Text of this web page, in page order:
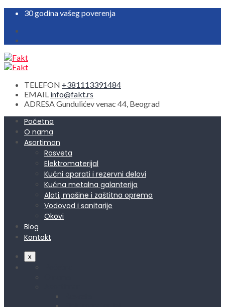
30 godina vašeg poverenja
TELEFON +381113391484
EMAIL info@fakt.rs
ADRESAGundulićev venac 44, Beograd
Početna
O nama
Asortiman
Rasveta
Elektromaterijal
Kućni aparati i rezervni delovi
Kućna metalna galanterija
Alati, mašine i zaštitna oprema
Vodovod i sanitarije
Okovi
Blog
Kontakt
x